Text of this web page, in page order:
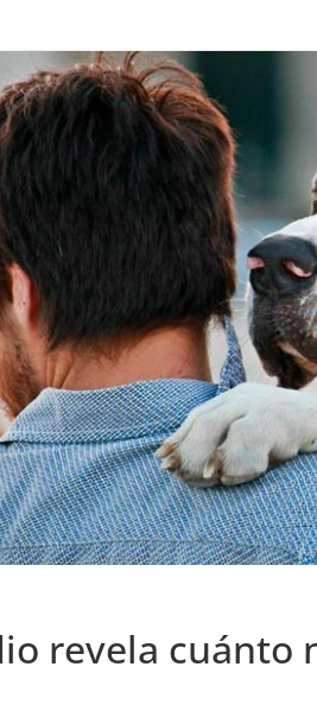
revela cuánto